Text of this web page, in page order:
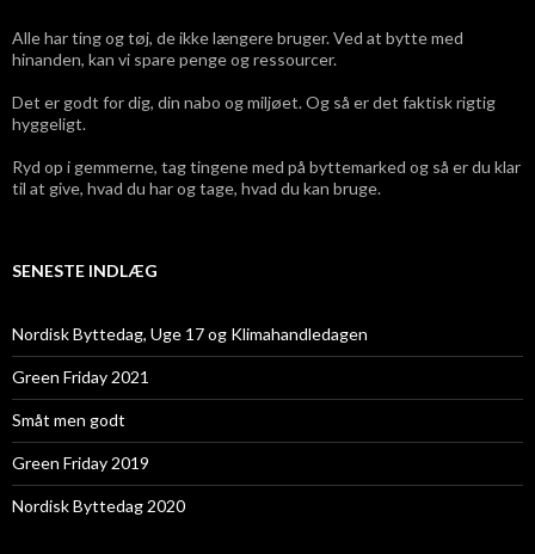
Alle har ting og tøj, de ikke længere bruger. Ved at bytte med
hinanden, kan vi spare penge og ressourcer.
Det er godt for dig, din nabo og miljøet. Og så er det faktisk rigtig
hyggeligt.
Ryd op i gemmerne, tag tingene med på byttemarked og så er du klar
til at give, hvad du har og tage, hvad du kan bruge.
SENESTE INDLÆG
Nordisk Byttedag, Uge 17 og Klimahandledagen
Green Friday 2021
Småt men godt
Green Friday 2019
Nordisk Byttedag 2020